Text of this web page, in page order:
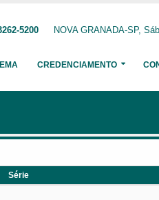
5200 NOVA GRANADA-SP,
CREDENCIAMENTO
Série